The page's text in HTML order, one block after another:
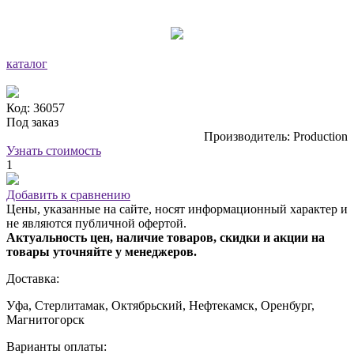
каталог
Код: 36057
Под заказ
Производитель: Production
Узнать стоимость
1
Добавить к сравнению
Цены, указанные на сайте, носят информационный характер и
не являются публичной офертой.
Актуальность цен, наличие товаров, скидки и акции на
товары уточняйте у менеджеров.
Доставка:
Уфа, Стерлитамак, Октябрьский, Нефтекамск, Оренбург,
Магнитогорск
Варианты оплаты: